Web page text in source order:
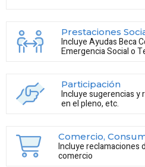
Prestaciones
Incluye Ayudas Beca
Emergencia Social o
Participación
Incluye sugerencias y
en el pleno, etc.
Comercio,
Incluye reclamaciones
comercio